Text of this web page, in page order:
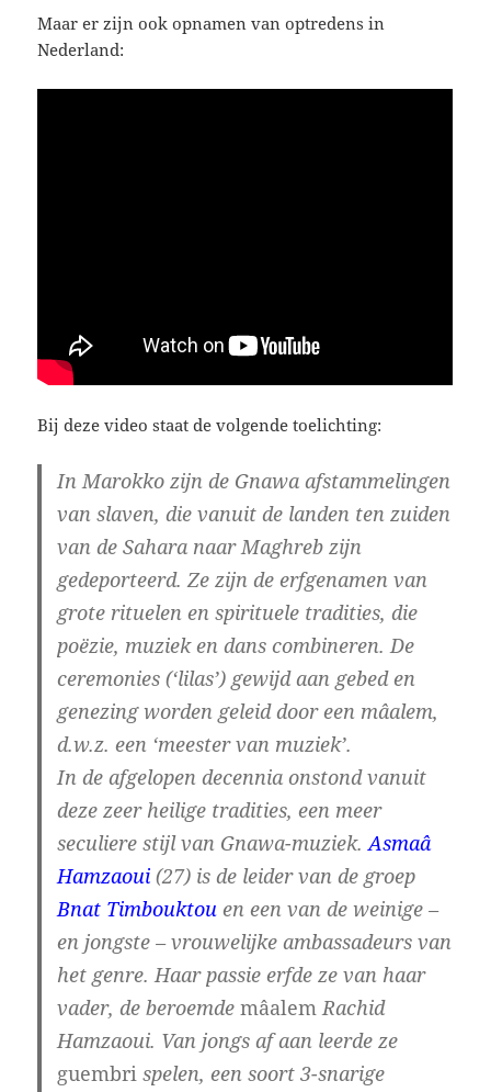
Maar er zijn ook opnamen van optredens in
Nederland:
Bij deze video staat de volgende toelichting:
In Marokko zijn de Gnawa afstammelingen
van slaven, die vanuit de landen ten zuiden
van de Sahara naar Maghreb zijn
gedeporteerd. Ze zijn de erfgenamen van
grote rituelen en spirituele tradities, die
poëzie, muziek en dans combineren. De
ceremonies (‘lilas’) gewijd aan gebed en
genezing worden geleid door een mâalem,
d.w.z. een ‘meester van muziek’.
In de afgelopen decennia onstond vanuit
deze zeer heilige tradities, een meer
seculiere stijl van Gnawa-muziek.Asmaâ
Hamzaoui (27) is de leider van de groep
Bnat Timbouktou en een van de weinige –
en jongste – vrouwelijke ambassadeurs van
het genre. Haar passie erfde ze van haar
vader, de beroemdemâalemRachid
Hamzaoui. Van jongs af aan leerde ze
guembri spelen, een soort 3-snarige